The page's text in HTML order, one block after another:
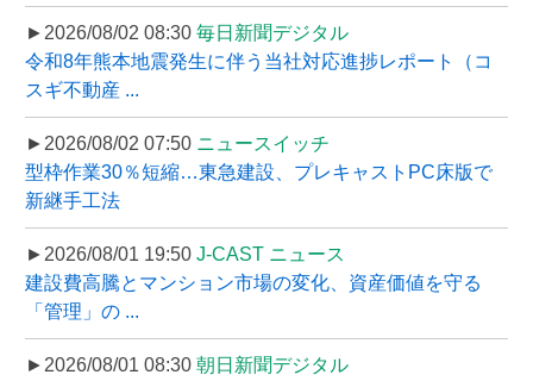
►2026/08/02 08:30 毎日新聞デジタル
令和8年熊本地震発生に伴う当社対応進捗レポート（コ
スギ不動産 ...
►2026/08/02 07:50 ニュースイッチ
型枠作業30％短縮…東急建設、プレキャストPC床版で
新継手工法
►2026/08/01 19:50 J-CAST ニュース
建設費高騰とマンション市場の変化、資産価値を守る
「管理」の ...
►2026/08/01 08:30 朝日新聞デジタル